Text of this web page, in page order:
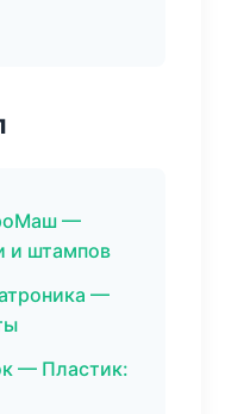
—
и штампов
—
— Пластик: